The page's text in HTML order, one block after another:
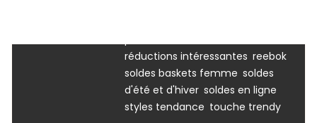
réductions intéressantes reebok
soldes baskets femme soldes
d'été et d'hiver soldes en ligne
styles tendance touche trendy